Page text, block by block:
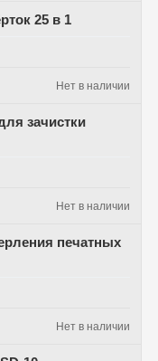
25 в 1
Нет в наличии
зачистки
Нет в наличии
печатных
Нет в наличии